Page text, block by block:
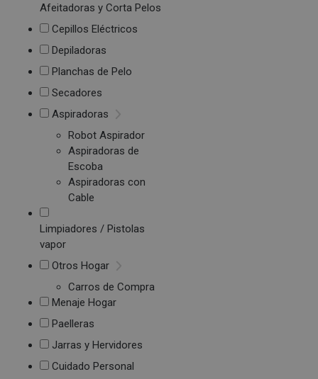
Afeitadoras y Corta Pelos
Cepillos Eléctricos
Depiladoras
Planchas de Pelo
Secadores
Aspiradoras
Robot Aspirador
Aspiradoras de
Escoba
Aspiradoras con
Cable
Limpiadores / Pistolas
vapor
Otros Hogar
Carros de Compra
Menaje Hogar
Paelleras
Jarras y Hervidores
Cuidado Personal